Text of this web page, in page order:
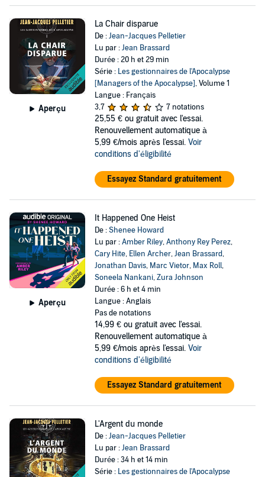
Aperçu
La Chair disparue
De :Jean-Jacques Pelletier
Lu par :Jean Brassard
Durée : 20 h et 29 min
Série : Les gestionnaires de l'Apocalypse
[Managers of the Apocalypse], Volume 1
Langue : Français
3,7
7 notations
25,55 € ou gratuit avec l'essai.
Renouvellement automatique à
5,99 €/mois après l'essai. Voir
conditions d'éligibilité
Essayez Standard gratuitement
Aperçu
It Happened One Heist
De :Shenee Howard
Lu par :Amber Riley,Anthony Rey Perez,
Cary Hite, Ellen Archer,Jean Brassard,
Jonathan Davis, Marc Vietor, Max Roll,
Soneela Nankani,Zura Johnson
Durée : 6 h et 4 min
Langue : Anglais
Pas de notations
14,99 € ou gratuit avec l'essai.
Renouvellement automatique à
5,99 €/mois après l'essai. Voir
conditions d'éligibilité
Essayez Standard gratuitement
L'Argent du monde
De :Jean-Jacques Pelletier
Lu par :Jean Brassard
Durée : 34 h et 14 min
Série : Les gestionnaires de l'Apocalypse